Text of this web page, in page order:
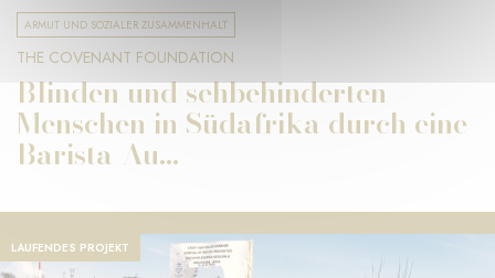
ARMUT UND SOZIALER ZUSAMMENHALT
THE COVENANT FOUNDATION
Blinden und sehbehinderten
Menschen in Südafrika durch eine
Barista-Au...
LAUFENDES PROJEKT